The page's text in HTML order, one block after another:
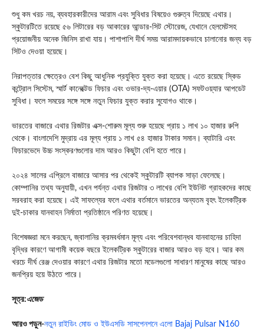
শুধু কম খরচ নয়, ব্যবহারকারীদের আরাম এবং সুবিধার বিষয়েও গুরুত্ব দিয়েছে এথার।
স্কুটারটিতে রয়েছে ৫৬ লিটারের বড় আকারের আন্ডার-সিট স্টোরেজ, যেখানে হেলমেটসহ
প্রয়োজনীয় অনেক জিনিস রাখা যায়। পাশাপাশি দীর্ঘ সময় আরামদায়কভাবে চালানোর জন্য বড়
সিটও দেওয়া হয়েছে।
নিরাপত্তার ক্ষেত্রেও বেশ কিছু আধুনিক প্রযুক্তি যুক্ত করা হয়েছে। এতে রয়েছে স্কিড
কন্ট্রোল সিস্টেম, স্মার্ট কানেক্টেড ফিচার এবং ওভার-দ্য-এয়ার (OTA) সফটওয়্যার আপডেট
সুবিধা। ফলে সময়ের সঙ্গে সঙ্গে নতুন ফিচার যুক্ত করার সুযোগও থাকে।
ভারতের বাজারে এথার রিজটার এক্স-শোরুম মূল্য শুরু হয়েছে প্রায় ১ লাখ ১০ হাজার রুপি
থেকে। বাংলাদেশি মুদ্রায় এর মূল্য প্রায় ১ লাখ ৫৪ হাজার টাকার সমান। ব্যাটারি এবং
ফিচারভেদে উচ্চ সংস্করণগুলোর দাম আরও কিছুটা বেশি হতে পারে।
২০২৪ সালের এপ্রিলে বাজারে আসার পর থেকেই স্কুটারটি ব্যাপক সাড়া ফেলেছে।
কোম্পানির তথ্য অনুযায়ী, এখন পর্যন্ত এথার রিজটার ৩ লাখের বেশি ইউনিট গ্রাহকদের কাছে
সরবরাহ করা হয়েছে। এই সাফল্যের ফলে এথার বর্তমানে ভারতের অন্যতম বৃহৎ ইলেকট্রিক
দুই-চাকার যানবাহন নির্মাতা প্রতিষ্ঠানে পরিণত হয়েছে।
বিশেষজ্ঞরা মনে করছেন, জ্বালানির ক্রমবর্ধমান মূল্য এবং পরিবেশবান্ধব যানবাহনের চাহিদা
বৃদ্ধির কারণে আগামী কয়েক বছরে ইলেকট্রিক স্কুটারের বাজার আরও বড় হবে। আর কম
খরচে দীর্ঘ রেঞ্জ দেওয়ার কারণে এথার রিজটার মতো মডেলগুলো সাধারণ মানুষের কাছে আরও
জনপ্রিয় হয়ে উঠতে পারে।
সূত্র:এজেড
আরও পড়ুন-নতুন রাইডিং মোড ও ইউএসডি সাসপেনশনে এলো Bajaj Pulsar N160